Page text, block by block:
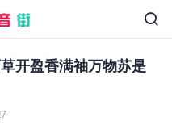

开盈香满袖万物苏是